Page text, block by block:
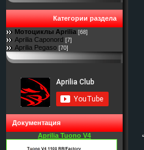
Категории раздела
Мотоциклы Aprilia [68]
Aprilia Caponord [7]
Aprilia Pegaso [70]
Документация
Aprilia Tuono V4